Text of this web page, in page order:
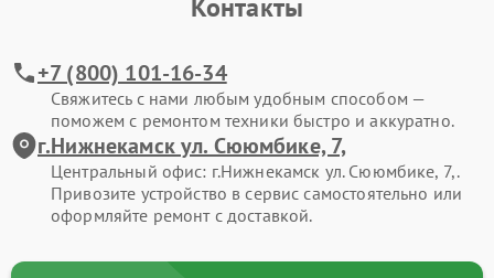
Контакты
+7 (800) 101-16-34
Свяжитесь с нами любым удобным способом —
поможем с ремонтом техники быстро и аккуратно.
г.Нижнекамск ул. Сююмбике, 7,
Центральный офис: г.Нижнекамск ул. Сююмбике, 7,.
Привозите устройство в сервис самостоятельно или
оформляйте ремонт с доставкой.